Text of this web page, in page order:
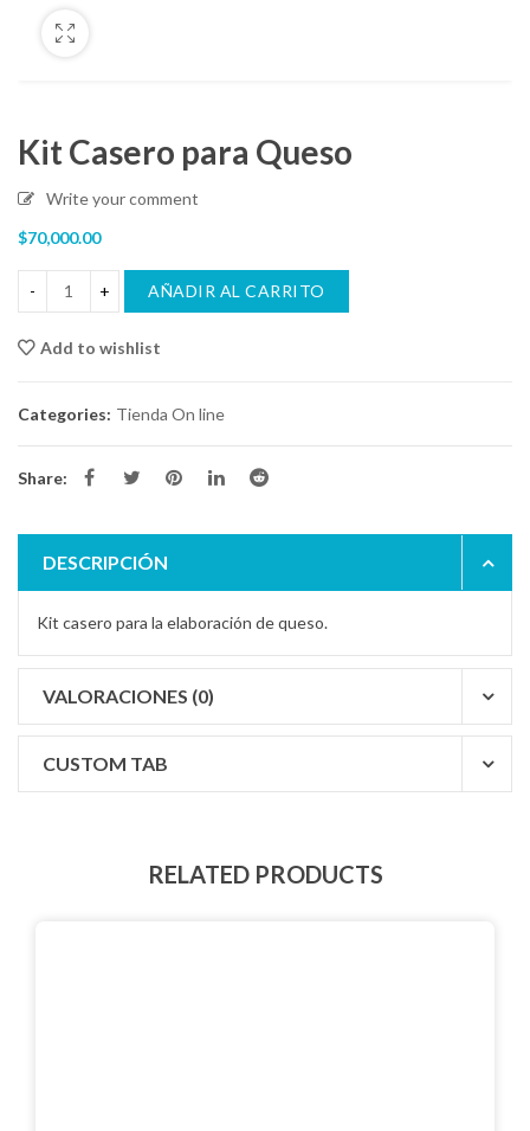
Kit Casero para Queso
Write your comment
$70,000.00
AÑADIR AL CARRITO
Add to wishlist
Categories: Tienda On line
Share:
DESCRIPCIÓN
Kit casero para la elaboración de queso.
VALORACIONES (0)
CUSTOM TAB
RELATED PRODUCTS